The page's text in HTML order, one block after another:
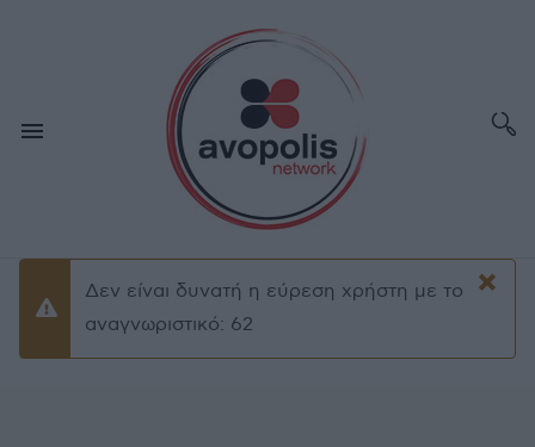
×
Προειδοποίσηση
Δεν είναι δυνατή η εύρεση χρήστη με το
αναγνωριστικό: 62